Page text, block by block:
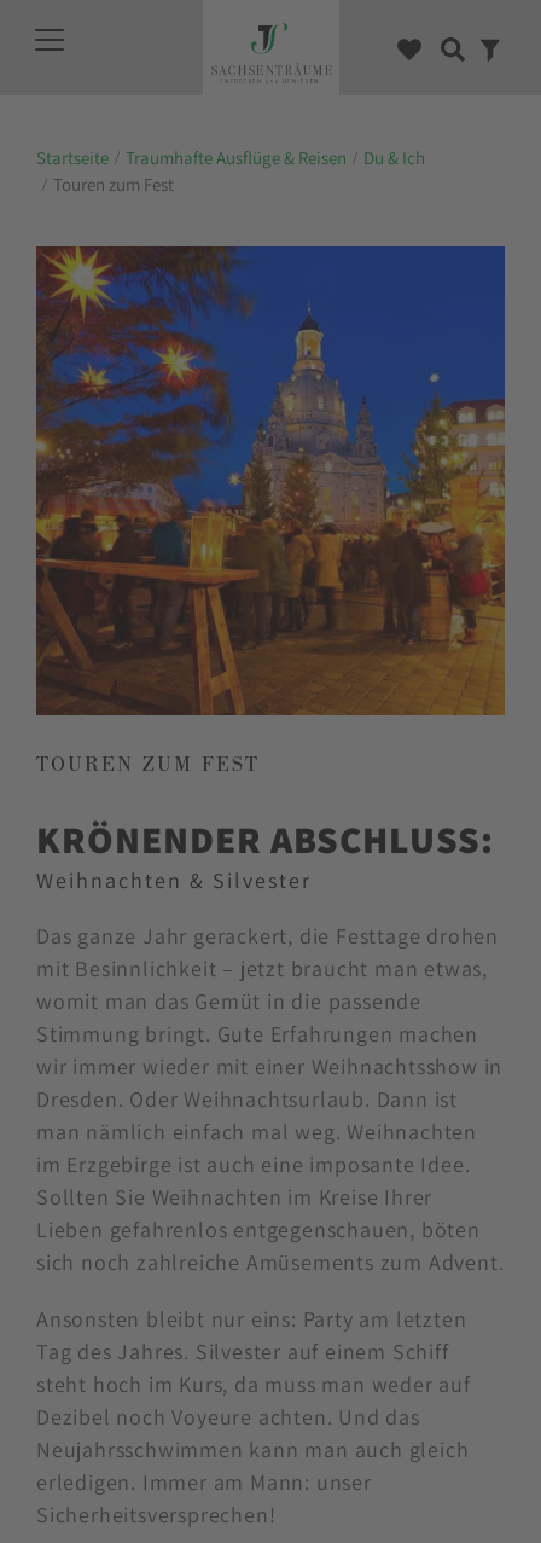
Startseite Traumhafte Ausflüge & Reisen
Du & Ich
Touren zum Fest
TOUREN ZUM FEST
KRÖNENDER ABSCHLUSS:
Weihnachten & Silvester
Das ganze Jahr gerackert, die Festtage drohen
mit Besinnlichkeit – jetzt braucht man etwas,
womit man das Gemüt in die passende
Stimmung bringt. Gute Erfahrungen machen
wir immer wieder mit einer Weihnachtsshow in
Dresden. Oder Weihnachtsurlaub. Dann ist
man nämlich einfach mal weg. Weihnachten
im Erzgebirge ist auch eine imposante Idee.
Sollten Sie Weihnachten im Kreise Ihrer
Lieben gefahrenlos entgegenschauen, böten
sich noch zahlreiche Amüsements zum Advent.
Ansonsten bleibt nur eins: Party am letzten
Tag des Jahres. Silvester auf einem Schiff
steht hoch im Kurs, da muss man weder auf
Dezibel noch Voyeure achten. Und das
Neujahrsschwimmen kann man auch gleich
erledigen. Immer am Mann: unser
Sicherheitsversprechen!